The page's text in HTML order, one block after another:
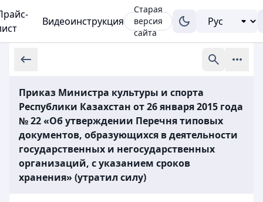
Видеоинструкция
Старая
версия
сайта
Приказ Министра культуры и спорта
Республики Казахстан от 26 января 2015 года
№ 22 «Об утверждении Перечня типовых
документов, образующихся в деятельности
государственных и негосударственных
организаций, с указанием сроков
хранения» (утратил силу)